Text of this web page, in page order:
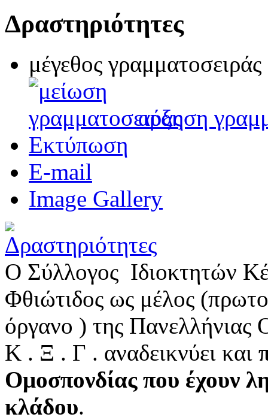
Δραστηριότητες
μέγεθος γραμματοσειράς
αύξηση
Εκτύπωση
E-mail
Image Gallery
Ο Σύλλογος Ιδιοκτητών
Φθιώτιδος ως μέλος
όργανο ) της Πανελλήνιας
Κ . Ξ . Γ . αναδεικνύει και
Ομοσπονδίας που έχουν
κλάδου.